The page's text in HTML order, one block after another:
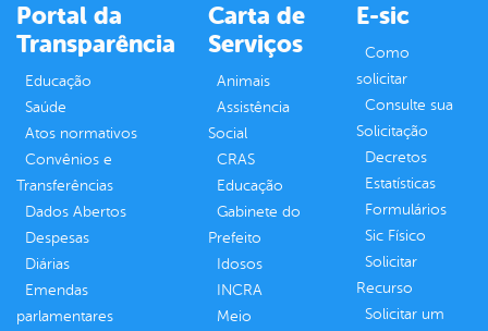
Portal da
Transparência
Educação
Saúde
Atos normativos
Convênios e
Transferências
Dados Abertos
Despesas
Diárias
Emendas
parlamentares
Carta de
Serviços
Animais
Assistência
Social
CRAS
Educação
Gabinete do
Prefeito
Idosos
INCRA
Meio
E-sic
Como
solicitar
Consulte sua
Solicitação
Decretos
Estatísticas
Formulários
Sic Físico
Solicitar
Recurso
Solicitar um